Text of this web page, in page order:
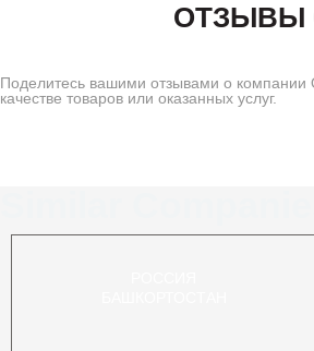
ОТЗЫВЫ
Поделитесь вашими отзывами о
качестве товаров или оказанных услуг.